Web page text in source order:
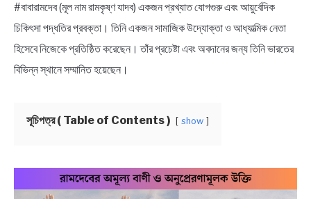
BIOGRAPHY
EDUCATIONAL
QUOTES & CAPTIONS
NEWS
in
Bengali
,
Quotes,Motivational,Uncategorized
#বাবারামদেব (মূল নাম রামকৃষ্ণ যাদব) একজন প্রখ্যাত যোগগুরু এবং আয়ুর্বেদিক
চিকিৎসা পদ্ধতির প্রবক্তা। তিনি একজন সামাজিক উদ্যোক্তা ও আধ্যাত্মিক নেতা
হিসেবে নিজেকে প্রতিষ্ঠিত করেছেন। তাঁর প্রচেষ্টা এবং অবদানের জন্য তিনি ভারতের
বিভিন্ন স্থানে সম্মানিত হয়েছেন।
সূচিপত্র ( Table of Contents ) show